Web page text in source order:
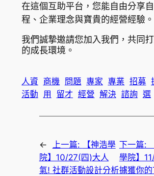
在這個互助平台，您能自由分享
程、企業理念與寶貴的經營經驗。
我們誠摯邀請您加入我們，共同
的成長環境。
人資 商機 問題 專家 專業 招募
活動 用 留才 經營 解決 諮詢 選
← 上一篇:
【神浩學
院】10/27(四)大人
氣! 社群活動設計分析
下一篇:
學院】
擄獲你